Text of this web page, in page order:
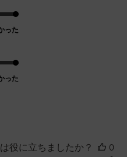
った
った
役に立ちましたか？
0